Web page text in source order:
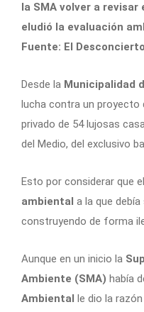
la SMA volver a
eludió la evaluación
Fuente: El
Desde la Municipalidad
lucha contra un proyecto
privado de 54 lujosas
del Medio, del exclusivo
Esto por considerar que
ambiental a la que
construyendo de forma
Aunque en un inicio la
Ambiente (SMA) había
Ambiental le dio la